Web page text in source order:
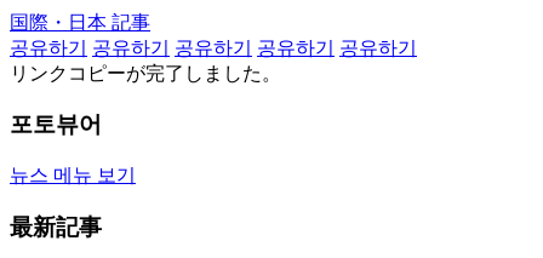
国際・日本 記事
공유하기
공유하기 공유하기 공유하기
공유하기
リンクコピーが完了しました。
포토뷰어
뉴스 메뉴 보기
最新記事